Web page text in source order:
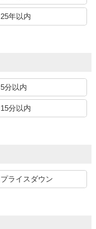
25年以内
5分以内
15分以内
プライスダウン